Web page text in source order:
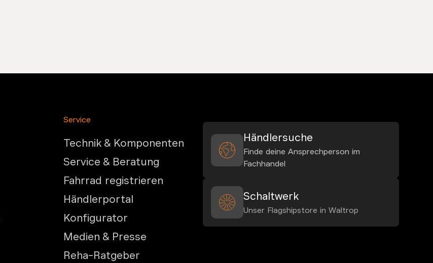
Service
Technik & Komponenten
Service & Beratung
Fahrrad registrieren
Händlerportal
Konfigurator
Medien & Presse
Reha-Ratgeber
Händlersuche
Finde deine Ansprechperson im
Fachhandel
Schaltwerk
Unser Flagshipstore in Waltrop